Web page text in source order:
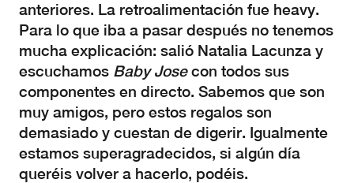
anteriores. La retroalimentación fue heavy.
Para lo que iba a pasar después no tenemos
mucha explicación: salió Natalia Lacunza y
escuchamos Baby Josecon todos sus
componentes en directo. Sabemos que son
muy amigos, pero estos regalos son
demasiado y cuestan de digerir. Igualmente
estamos superagradecidos, si algún día
queréis volver a hacerlo, podéis.